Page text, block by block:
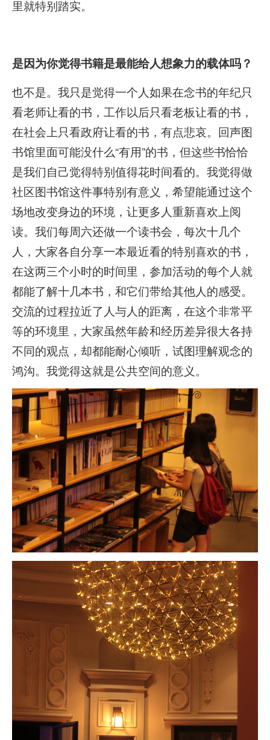
里就特别踏实。
是因为你觉得书籍是最能给人想象力的载体吗？
也不是。我只是觉得一个人如果在念书的年纪只
看老师让看的书，工作以后只看老板让看的书，
在社会上只看政府让看的书，有点悲哀。回声图
书馆里面可能没什么“有用”的书，但这些书恰恰
是我们自己觉得特别值得花时间看的。我觉得做
社区图书馆这件事特别有意义，希望能通过这个
场地改变身边的环境，让更多人重新喜欢上阅
读。我们每周六还做一个读书会，每次十几个
人，大家各自分享一本最近看的特别喜欢的书，
在这两三个小时的时间里，参加活动的每个人就
都能了解十几本书，和它们带给其他人的感受。
交流的过程拉近了人与人的距离，在这个非常平
等的环境里，大家虽然年龄和经历差异很大各持
不同的观点，却都能耐心倾听，试图理解观念的
鸿沟。我觉得这就是公共空间的意义。